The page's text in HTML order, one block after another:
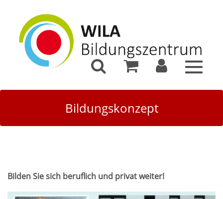
Toggle
Bildungskonzept
Bilden Sie sich beruflich und privat weiter!